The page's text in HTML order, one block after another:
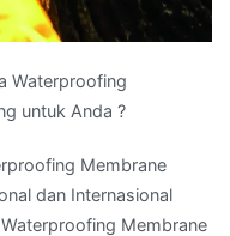
Waterproofing
untuk Anda ?
Membrane
dan Internasional
Membrane